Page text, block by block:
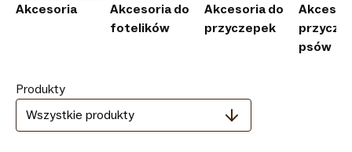
Akcesoria
Akcesoria do
fotelików
Akcesoria do
przyczepek
psów
Produkty
Wszystkie produkty